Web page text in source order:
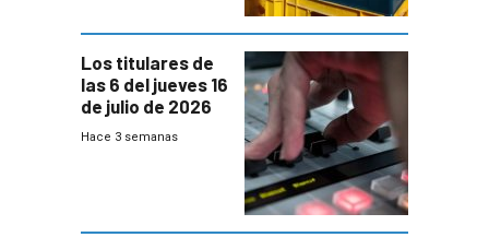
Los titulares de
las 6 del jueves 16
de julio de 2026
Hace 3 semanas